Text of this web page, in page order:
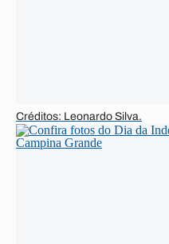
Créditos: Leonardo Silva.